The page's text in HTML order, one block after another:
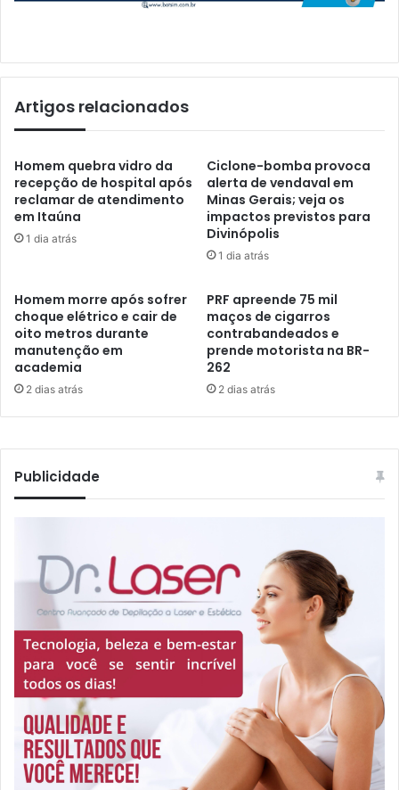
Artigos relacionados
Homem quebra vidro da
recepção de hospital após
reclamar de atendimento
em Itaúna
1 dia atrás
Ciclone-bomba provoca
alerta de vendaval em
Minas Gerais; veja os
impactos previstos para
Divinópolis
1 dia atrás
Homem morre após sofrer
choque elétrico e cair de
oito metros durante
manutenção em
academia
2 dias atrás
PRF apreende 75 mil
maços de cigarros
contrabandeados e
prende motorista na BR-
262
2 dias atrás
Publicidade